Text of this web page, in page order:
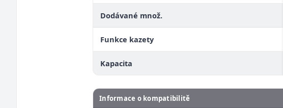
Dodávané množ.
Funkce kazety
Kapacita
Informace o kompatibilitě